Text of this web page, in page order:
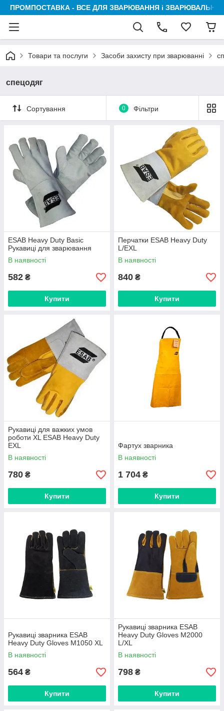
ПРОМПОСТАВКА - ВСЕ ДЛЯ ЗВАРЮВАННЯ і
Товари та послуги Засоби захисту при зварюванні
спецодяг
Сортування 0 Фільтри
ESAB Heavy Duty Basic
Рукавиці для зварювання
В наявності
582 ₴
Купити
Перчатки ESAB Heavy Duty
L/EXL
В наявності
840 ₴
Купити
Рукавиці для важких умов
роботи XL ESAB Heavy Duty
EXL
В наявності
780 ₴
Купити
Фартух зварника
В наявності
1 704 ₴
Купити
Рукавиці зварника ESAB
Heavy Duty Gloves M1050 XL
В наявності
564 ₴
Купити
Рукавиці зварника ESAB
Heavy Duty Gloves M2000
L/XL
В наявності
798 ₴
Купити